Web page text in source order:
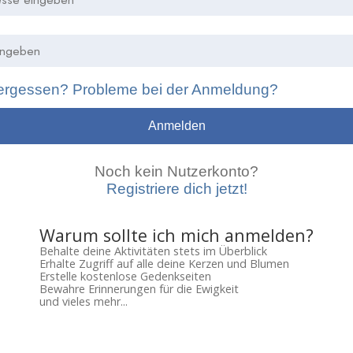
Probleme bei der Anmeldung?
Anmelden
Noch kein Nutzerkonto?
Registriere dich jetzt!
Warum sollte ich mich anmelden?
Behalte deine Aktivitäten stets im Überblick
Erhalte Zugriff auf alle deine Kerzen und Blumen
Erstelle kostenlose Gedenkseiten
Bewahre Erinnerungen für die Ewigkeit
und vieles mehr...